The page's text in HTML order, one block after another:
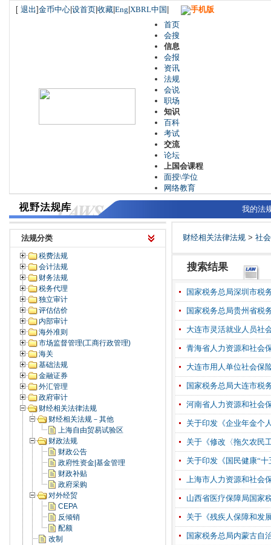
[ 退出]金币中心 设首页 收藏 Eng XBRL中国
手机版
首页
会搜
信息
会报
资讯
法规
会说
职场
知识
百科
考试
交流
论坛
上国会课程
面授\学位
网络教育
我的法
法规分类
税费法规
会计法规
财务法规
税务代理
独立审计
评估估价
内部审计
海外准则
市场监督管理(工商行政管理)
海关
基础法规
金融证券
外汇管理
政府审计
财经相关法律法规
财经相关法规－其他
上海自由贸易试验区
财政法规
财政公告
政府性资金|基金管理
财政补贴
政府采购
对外经贸
CEPA
反倾销
配额
改制
财经相关法律法规 > 社
搜索结果
国家税务总局深圳市税
国家税务总局贵州省税
大连市灵活就业人员社
青海省人力资源和社会
大连市用人单位社会保
国家税务总局大连市税
河南省人力资源和社会
关于印发《企业年金个
关于《修改〈拖欠农民
关于印发《国民健康“
上海市人力资源和社会
山西省医疗保障局国家
关于《残疾人保障和发
国家税务总局内蒙古自